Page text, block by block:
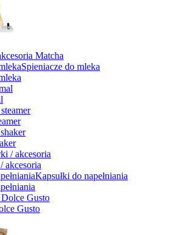
Matcha
Spieniacze do mleka
akcesoria
Kapsułki do napełniania
Gusto